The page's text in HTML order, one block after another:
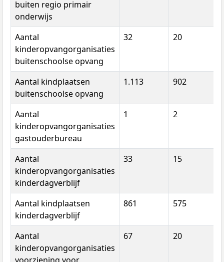
buiten regio primair
onderwijs
Aantal
kinderopvangorganisaties
buitenschoolse opvang
32 20
Aantal kindplaatsen
buitenschoolse opvang
1.113 902
Aantal
kinderopvangorganisaties
gastouderbureau
1 2
Aantal
kinderopvangorganisaties
kinderdagverblijf
33 15
Aantal kindplaatsen
kinderdagverblijf
861 575
Aantal
kinderopvangorganisaties
voorziening voor
67 20